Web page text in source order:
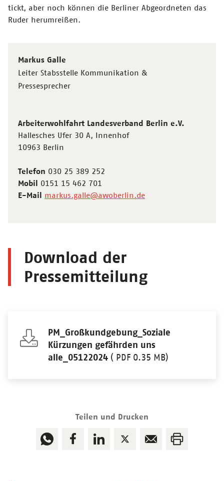
tickt, aber noch können die Berliner Abgeordneten das
Ruder herumreißen.
Markus Galle
Leiter Stabsstelle Kommunikation &
Pressesprecher
Arbeiterwohlfahrt Landesverband Berlin e.V.
Hallesches Ufer 30 A, Innenhof
10963 Berlin
Telefon 030 25 389 252
Mobil 0151 15 462 701
E-Mail markus.galle@awoberlin.de
Download der
Pressemitteilung
PM_Großkundgebung_Soziale
Kürzungen gefährden uns
alle_05122024 ( PDF 0.35 MB)
Teilen und Drucken